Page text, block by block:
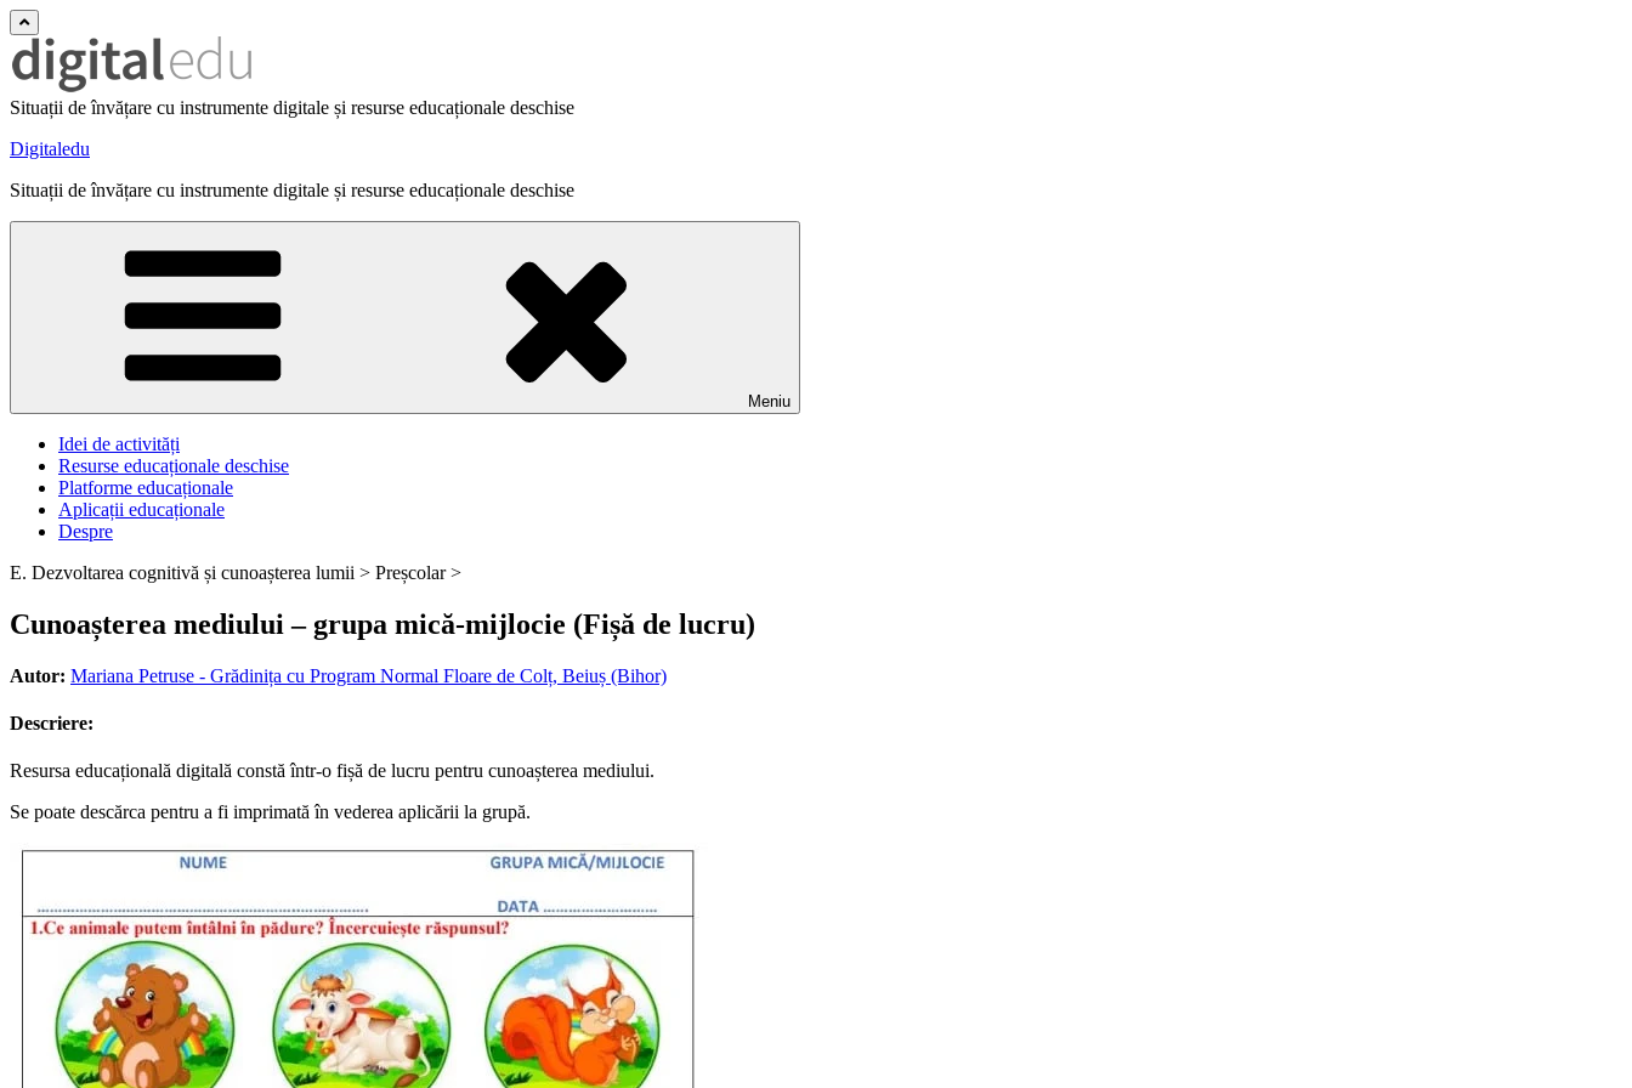
Situații de învățare cu instrumente digitale și resurse educaționale deschise
Digitaledu
Situații de învățare cu instrumente digitale și resurse educaționale deschise
Meniu
Idei de activități
Resurse educaționale deschise
Platforme educaționale
Aplicații educaționale
Despre
E. Dezvoltarea cognitivă și cunoașterea lumii > Preșcolar >
Cunoașterea mediului – grupa mică-mijlocie (Fișă de lucru)
Autor: Mariana Petruse - Grădinița cu Program Normal Floare de Colț, Beiuș (Bihor)
Descriere:
Resursa educațională digitală constă într-o fișă de lucru pentru cunoașterea mediului.
Se poate descărca pentru a fi imprimată în vederea aplicării la grupă.